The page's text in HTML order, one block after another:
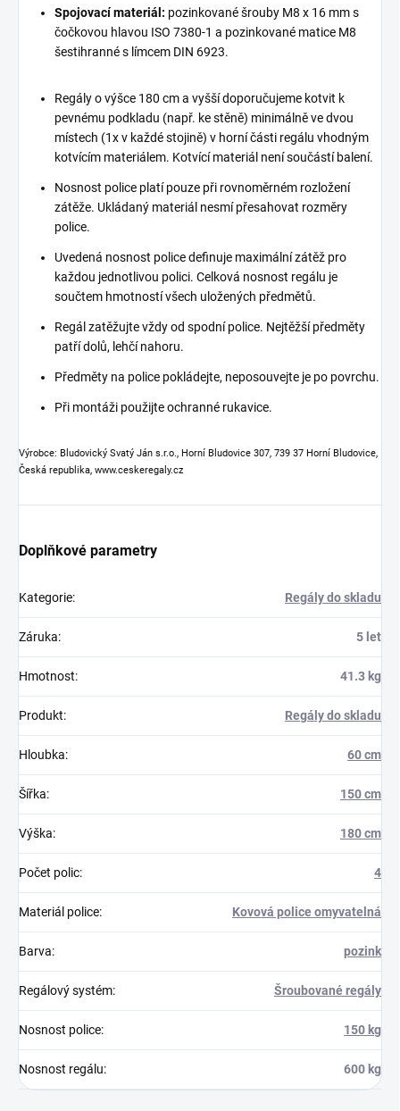
Spojovací materiál: pozinkované šrouby M8 x 16 mm s
čočkovou hlavou ISO 7380-1 a pozinkované matice M8
šestihranné s límcem DIN 6923.
Regály o výšce 180 cm a vyšší doporučujeme kotvit k
pevnému podkladu (např. ke stěně) minimálně ve dvou
místech (1x v každé stojině) v horní části regálu vhodným
kotvícím materiálem. Kotvící materiál není součástí balení.
Nosnost police platí pouze při rovnoměrném rozložení
zátěže. Ukládaný materiál nesmí přesahovat rozměry
police.
Uvedená nosnost police definuje maximální zátěž pro
každou jednotlivou polici. Celková nosnost regálu je
součtem hmotností všech uložených předmětů.
Regál zatěžujte vždy od spodní police. Nejtěžší předměty
patří dolů, lehčí nahoru.
Předměty na police pokládejte, neposouvejte je po povrchu.
Při montáži použijte ochranné rukavice.
Výrobce: Bludovický Svatý Ján s.r.o., Horní Bludovice 307, 739 37 Horní Bludovice,
Česká republika, www.ceskeregaly.cz
Doplňkové parametry
Kategorie: Regály do skladu
Záruka: 5 let
Hmotnost: 41.3 kg
Produkt: Regály do skladu
Hloubka: 60 cm
Šířka: 150 cm
Výška: 180 cm
Počet polic: 4
Materiál police: Kovová police omyvatelná
Barva: pozink
Regálový systém: Šroubované regály
Nosnost police: 150 kg
Nosnost regálu: 600 kg